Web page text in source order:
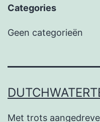
Categories
Geen categorieën
Met trots